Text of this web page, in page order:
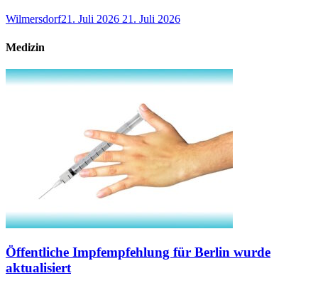
Wilmersdorf21. Juli 2026 21. Juli 2026
Medizin
Öffentliche Impfempfehlung für Berlin wurde
aktualisiert